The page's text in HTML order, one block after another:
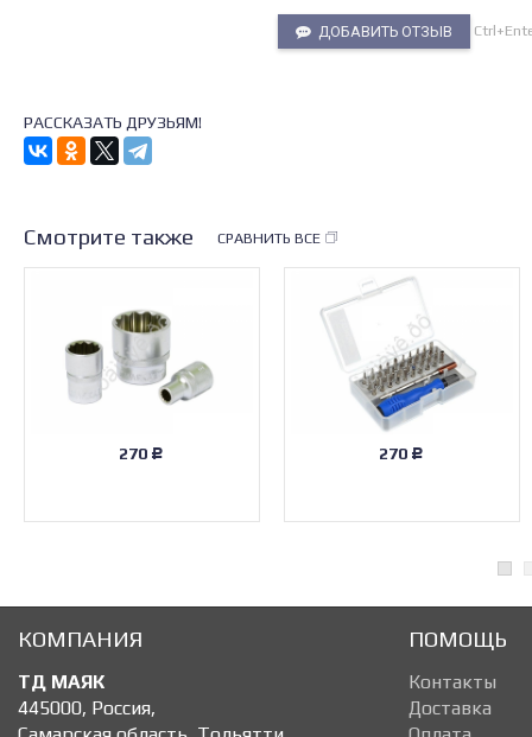
ДОБАВИТЬ ОТЗЫВ
РАССКАЗАТЬ ДРУЗЬЯМ!
Смотрите также СРАВНИТЬ ВСЕ
270 Р 270 Р
КОМПАНИЯ
ТД МАЯК
445000, Россия,
ПОМОЩЬ
Контакты
Доставка